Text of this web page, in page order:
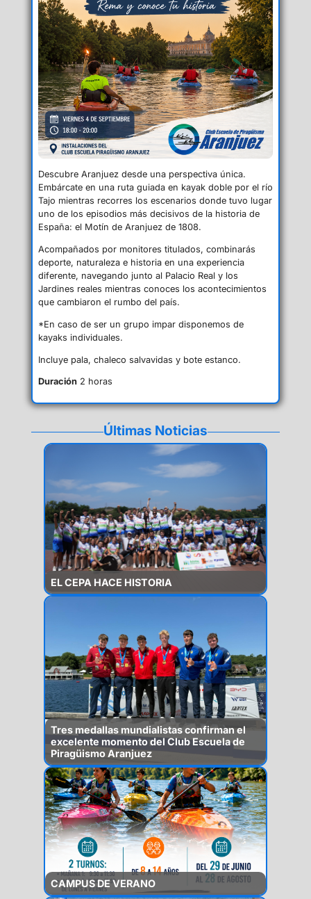
Descubre Aranjuez desde una perspectiva única.
Embárcate en una ruta guiada en kayak doble por el río
Tajo mientras recorres los escenarios donde tuvo lugar
uno de los episodios más decisivos de la historia de
España: el Motín de Aranjuez de 1808.
Acompañados por monitores titulados, combinarás
deporte, naturaleza e historia en una experiencia
diferente, navegando junto al Palacio Real y los
Jardines reales mientras conoces los acontecimientos
que cambiaron el rumbo del país.
*En caso de ser un grupo impar disponemos de
kayaks individuales.
Incluye pala, chaleco salvavidas y bote estanco.
Duración2 horas
Últimas Noticias
EL CEPA HACE HISTORIA
Tres medallas mundialistas confirman el
excelente momento del Club Escuela de
Piragüismo Aranjuez
CAMPUS DE VERANO